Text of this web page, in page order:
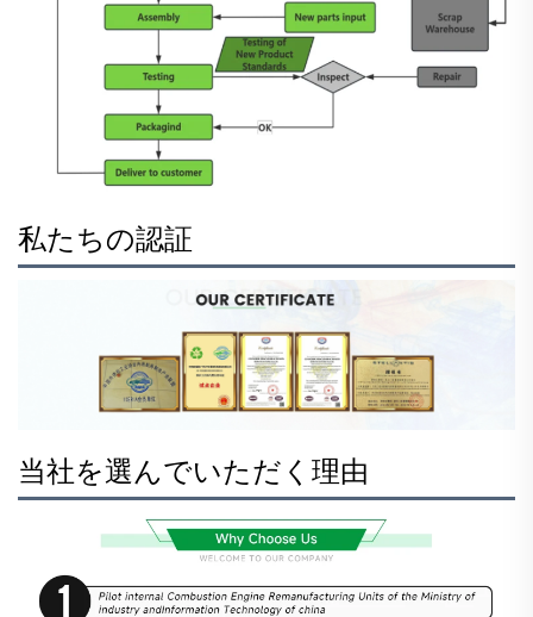
私たちの認証
当社を選んでいただく理由